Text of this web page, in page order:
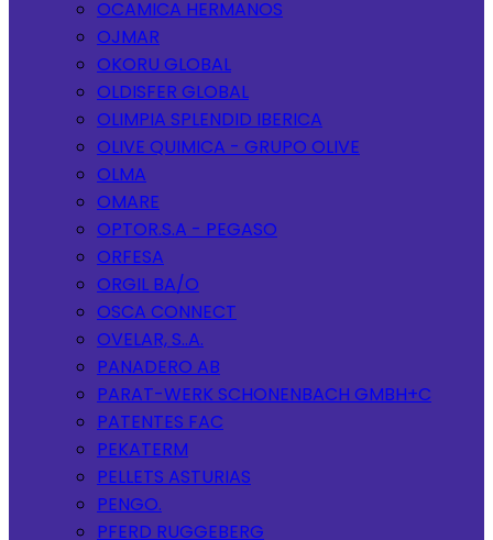
OCAMICA HERMANOS
OJMAR
OKORU GLOBAL
OLDISFER GLOBAL
OLIMPIA SPLENDID IBERICA
OLIVE QUIMICA - GRUPO OLIVE
OLMA
OMARE
OPTOR.S.A - PEGASO
ORFESA
ORGIL BA/O
OSCA CONNECT
OVELAR, S..A.
PANADERO AB
PARAT-WERK SCHONENBACH GMBH+C
PATENTES FAC
PEKATERM
PELLETS ASTURIAS
PENGO.
PFERD RUGGEBERG